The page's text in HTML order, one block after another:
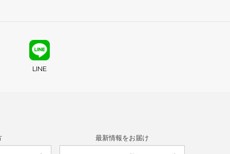
LINE
最新情報をお届け